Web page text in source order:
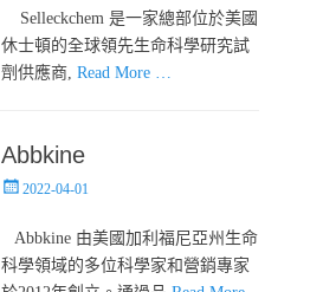
Selleckchem 是一家總部位於美國
休士頓的全球領先生命科學研究試
劑供應商,Read More …
Abbkine
Posted2022-04-01
‎ Abbkine 由美國加利福尼亞州生命
科學領域的多位科學家和營銷專家